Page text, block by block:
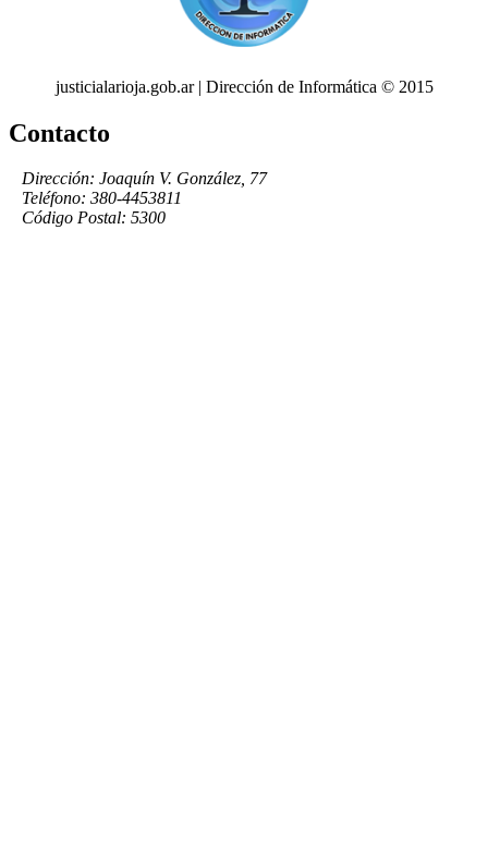
justicialarioja.gob.ar | Dirección de Informática © 2015
Contacto
Dirección: Joaquín V. González, 77
Teléfono: 380-4453811
Código Postal: 5300